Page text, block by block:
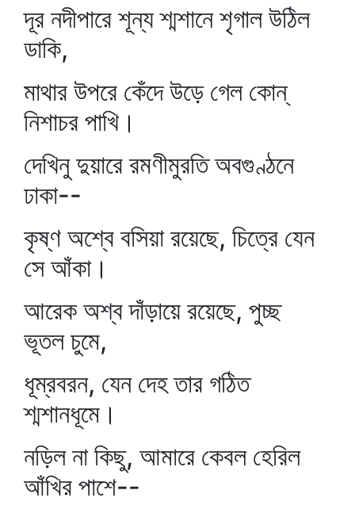
দূর নদীপারে শূন্য শ্মশানে শৃগাল উঠিল
ডাকি,
মাথার উপরে কেঁদে উড়ে গেল কোন্‌
নিশাচর পাখি।
দেখিনু দুয়ারে রমণীমুরতি অবগুণ্ঠনে
ঢাকা--
কৃষ্ণ অশ্বে বসিয়া রয়েছে, চিত্রে যেন
সে আঁকা।
আরেক অশ্ব দাঁড়ায়ে রয়েছে, পুচ্ছ
ভূতল চুমে,
ধূম্রবরন, যেন দেহ তার গঠিত
শ্মশানধূমে।
নড়িল না কিছু, আমারে কেবল হেরিল
আঁখির পাশে--